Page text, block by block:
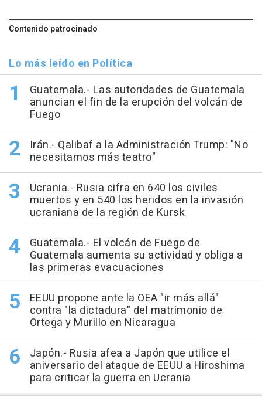
Contenido patrocinado
Lo más leído en Política
Guatemala.- Las autoridades de Guatemala
anuncian el fin de la erupción del volcán de
Fuego
Irán.- Qalibaf a la Administración Trump: "No
necesitamos más teatro"
Ucrania.- Rusia cifra en 640 los civiles
muertos y en 540 los heridos en la invasión
ucraniana de la región de Kursk
Guatemala.- El volcán de Fuego de
Guatemala aumenta su actividad y obliga a
las primeras evacuaciones
EEUU propone ante la OEA "ir más allá"
contra "la dictadura" del matrimonio de
Ortega y Murillo en Nicaragua
Japón.- Rusia afea a Japón que utilice el
aniversario del ataque de EEUU a Hiroshima
para criticar la guerra en Ucrania